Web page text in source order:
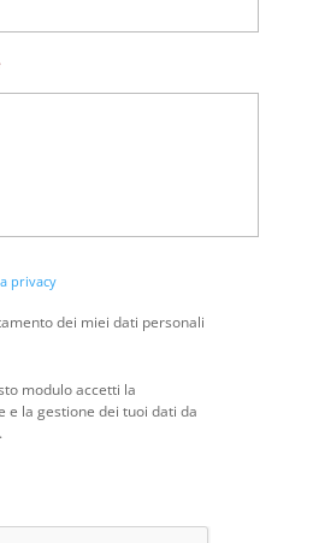
privacy
dei miei dati personali
modulo accetti la
e la gestione dei tuoi dati da